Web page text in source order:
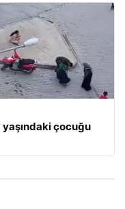
çocuğu